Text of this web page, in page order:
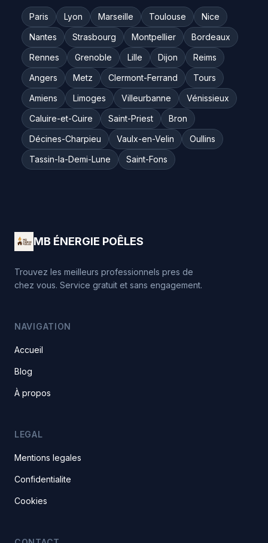
Paris Lyon Marseille Toulouse
Nice
Nantes
Strasbourg Montpellier
Bordeaux
Rennes
Grenoble Lille Dijon
Reims
Angers
Metz Clermont-Ferrand
Tours
Amiens
Limoges Villeurbanne
Vénissieux
Caluire-et-Cuire
Saint-Priest
Bron
Décines-Charpieu
Vaulx-en-Velin
Oullins
Tassin-la-Demi-Lune
Saint-Fons
MB ÉNERGIE POÊLES
Trouvez les meilleurs professionnels pres de
chez vous. Service gratuit et sans engagement.
NAVIGATION
Accueil
Blog
À propos
LEGAL
Mentions legales
Confidentialite
Cookies